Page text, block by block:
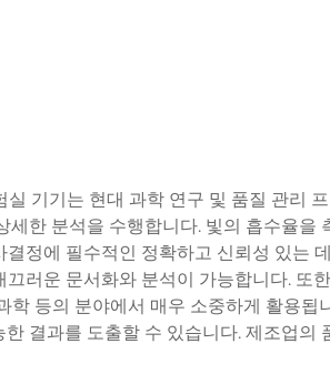
실 기기는 현대 과학 연구 및 품질 관리
세한 분석을 수행합니다. 빛의 흡수율
결정에 필수적인 정확하고 신뢰성 있는
끄러운 문서화와 분석이 가능합니다. 또
학 등의 분야에서 매우 소중하게 활용
한 결과를 도출할 수 있습니다. 제조업의